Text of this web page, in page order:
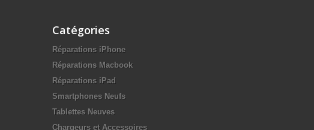
Catégories
Réparations iPhone
Réparations Macbook
Réparations iPad
Smartphones Neufs
Tablettes Neuves
Chargeurs et Accessoires